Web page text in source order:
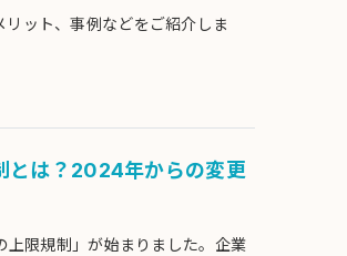
ット、事例などをご紹介しま
とは？2024年からの変更
限規制」が始まりました。企業